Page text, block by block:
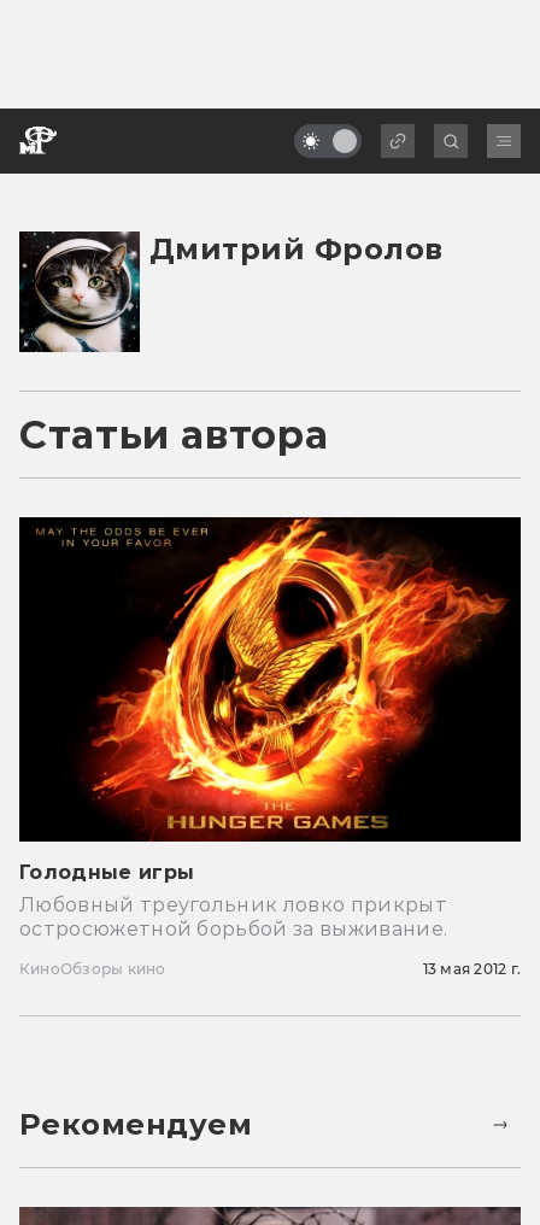
Дмитрий Фролов
Статьи автора
Голодные игры
Любовный треугольник ловко прикрыт
остросюжетной борьбой за выживание.
КиноОбзоры кино 13 мая 2012 г.
Рекомендуем